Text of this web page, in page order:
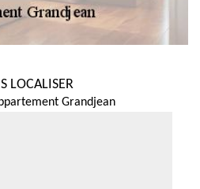
LOCALISER
Grandjean